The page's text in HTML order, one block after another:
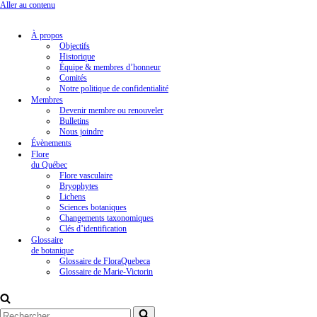
Aller au contenu
À propos
Objectifs
Historique
Équipe & membres d’honneur
Comités
Notre politique de confidentialité
Membres
Devenir membre ou renouveler
Bulletins
Nous joindre
Évènements
Flore
du Québec
Flore vasculaire
Bryophytes
Lichens
Sciences botaniques
Changements taxonomiques
Clés d’identification
Glossaire
de botanique
Glossaire de FloraQuebeca
Glossaire de Marie-Victorin
Rechercher...